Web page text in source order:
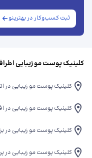
ثبت کسب‌وکار در بهترینو
کلینیک پوست مو زیبایی
کلینیک پوست مو زیبایی در
کلینیک پوست مو زیبایی در
کلینیک پوست مو زیبایی در
کلینیک پوست مو زیبایی در